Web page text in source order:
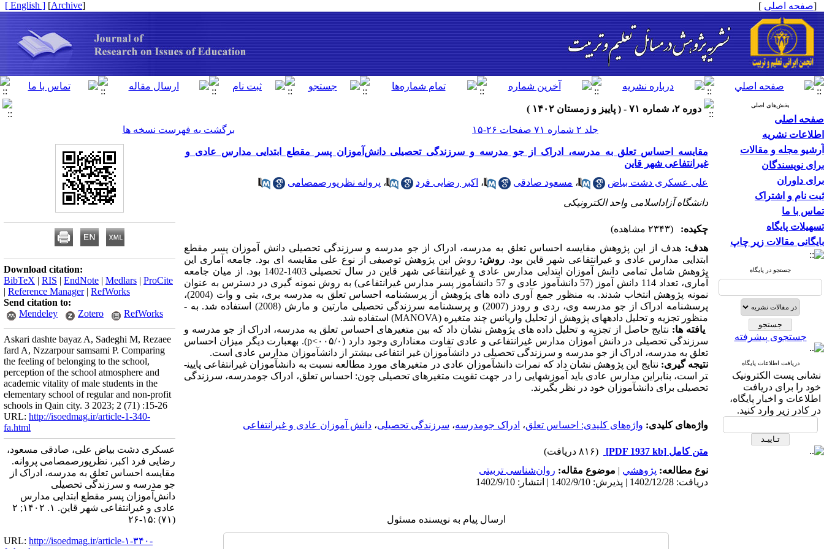
[صفحه اصلی ]
[
Archive
]
[ English ]
بخش‌های اصلی
صفحه اصلی
اطلاعات نشریه
آرشیو مجله و مقالات
برای نویسندگان
برای داوران
ثبت نام و اشتراک
تماس با ما
تسهیلات پایگاه
بایگانی مقالات زیر چاپ
جستجو در پایگاه
جستجوی پیشرفته
دریافت اطلاعات پایگاه
نشانی پست الکترونیک
خود را برای دریافت
اطلاعات و اخبار پایگاه،
در کادر زیر وارد کنید.
دوره ۲، شماره ۷۱ - ( پاییز و زمستان ۱۴۰۲ )
جلد ۲ شماره ۷۱ صفحات ۲۶-۱۵
برگشت به فهرست نسخه ها
مقایسه احساس تعلق به مدرسه، ادراک از جو مدرسه و سرزندگی تحصیلی دانش‌آموزان پسر مقطع ابتدایی مدارس عادی و
غیرانتفاعی شهر قاین
علی عسکری دشت بیاض
، مسعود صادقی ، اکبر رضایی فرد ، پروانه نظرپورصمصامی
دانشگاه آزاداسلامی واحد الکترونیکی
چکیده:
(۲۳۴۳ مشاهده)
هدف: هدف از این پژوهش مقایسه احساس تعلق به مدرسه، ادراک از جو مدرسه و سرزندگی تحصیلی دانش ­آموزان پسر مقطع
ابتدایی مدارس عادی و غیرانتفاعی شهر قاین بود. روش: روش این پژوهش توصیفی از نوع علی مقایسه ­ای بود. جامعه آماری این
پژوهش شامل تمامی دانش آموزان ابتدایی مدارس عادی و غیرانتفاعی شهر قاین در سال تحصیلی 1403-1402 بود. از میان جامعه
آماری، تعداد 114 دانش ­آموز (57 دانش­آموز عادی و 57 دانش­آموز پسر مدارس غیرانتفاعی) به روش نمونه گیری در دسترس به عنوان
نمونه پژوهش انتخاب شدند. به­ منظور جمع آوری داده­ های پژوهش از پرسشنامه احساس تعلق به مدرسه بری، بتی و وات (2004)،
پرسشنامه ادراک از جو مدرسه وی، ردی و رودز (2007) و پرسشنامه سرزندگی تحصیلی مارتین و مارش (2008) استفاده شد. به ­
منظور تجزیه و تحلیل داده­های پژوهش از تحلیل واریانس چند متغیره (MANOVA) استفاده شد.
یافته ­ها: نتایج حاصل از تجزیه و تحلیل داده­ های پژوهش نشان داد که بین متغیرهای احساس تعلق به مدرسه، ادراک از جو مدرسه و
سرزندگی تحصیلی در دانش ­آموزان مدارس غیرانتفاعی و عادی تفاوت معناداری وجود دارد (۰۰۵/۰ p<). به­عبارت دیگر میزان احساس
تعلق به مدرسه، ادراک از جو مدرسه و سرزندگی تحصیلی در دانش­آموزان غیر انتفاعی بیشتر از دانش­آموزان مدارس عادی است.
نتیجه ­گیری:نتایج این پژوهش نشان داد که نمرات دانش­آموزان عادی در متغیرهای مورد مطالعه نسبت به دانش­آموزان غیرانتفاعی پایین­
تر است، بنابراین مدارس عادی باید آموزش­هایی را در جهت تقویت متغیرهای تحصیلی چون: احساس تعلق، ادراک جومدرسه، سرزندگی
تحصیلی برای دانش­آموزان خود در نظر بگیرند.
واژه‌های کلیدی: واژه‌های کلیدی: احساس تعلق، ادراک جومدرسه، سرزندگی تحصیلی، دانش آموزان عادی و غیرانتفاعی
متن کامل [PDF 1937 kb]
(۸۱۶ دریافت)
نوع مطالعه: پژوهشي | موضوع مقاله: روان‌شناسی تربیتی
دریافت: 1402/12/28 | پذیرش: 1402/9/10 | انتشار: 1402/9/10
ارسال پیام به نویسنده مسئول
Download citation:
BibTeX | RIS | EndNote | Medlars | ProCite
| Reference Manager| RefWorks
Send citation to:
Mendeley
Zotero RefWorks
Askari dashte bayaz A, Sadeghi M, Rezaee
fard A, Nzzarpour samsami P. Comparing
the feeling of belonging to the school,
perception of the school atmosphere and
academic vitality of male students in the
elementary school of regular and non-profit
schools in Qain city. 3 2023; 2 (71) :15-26
URL: http://isoedmag.ir/article-1-340-
fa.html
عسکری دشت بیاض علی، صادقی مسعود،
رضایی فرد اکبر، نظرپورصمصامی پروانه.
مقایسه احساس تعلق به مدرسه، ادراک از
جو مدرسه و سرزندگی تحصیلی
دانش‌آموزان پسر مقطع ابتدایی مدارس
عادی و غیرانتفاعی شهر قاین. ۱. ۱۴۰۲; ۲
(۷۱) :۱۵-۲۶
URL: http://isoedmag.ir/article-۱-۳۴۰-